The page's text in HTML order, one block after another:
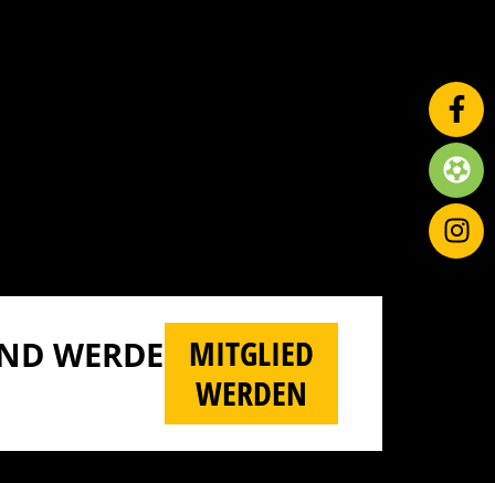
WERDE M
MITGLIED
WERDEN